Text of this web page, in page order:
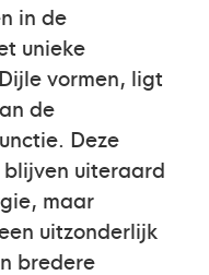
in de
unieke
vormen, ligt
de
Deze
uiteraard
maar
uitzonderlijk
bredere